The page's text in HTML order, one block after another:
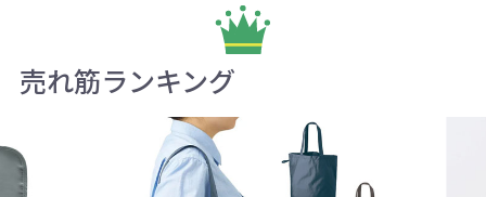
売れ筋ランキング